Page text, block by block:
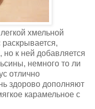
хмельной
раскрывается,
но к ней добавляется
немного то ли
отлично
здорово дополняют
карамельное с